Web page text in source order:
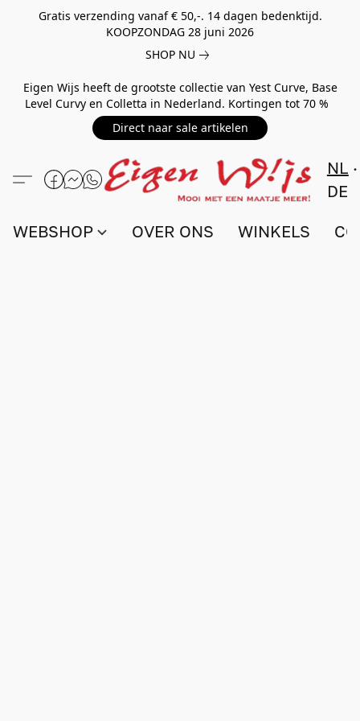
Gratis verzending vanaf € 50,-. 14 dagen bedenktijd.
KOOPZONDAG 28 juni 2026
SHOP NU
Eigen Wijs heeft de grootste collectie van Yest Curve, Base
Level Curvy en Colletta in Nederland. Kortingen tot 70 %
Direct naar sale artikelen
NL
DE
WEBSHOP OVER ONS WINKELS